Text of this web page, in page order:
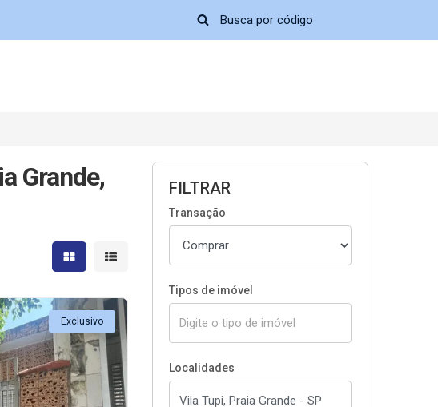
Grande,
Mostrar resultados em grade
Mostrar resultados em lista
Exclusivo
FILTRAR
Transação
Tipos de imóvel
Localidades